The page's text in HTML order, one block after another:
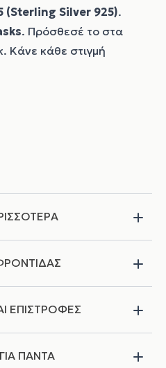
(Sterling Silver 925).
. Πρόσθεσέ το στα
Κάνε κάθε στιγμή
ΕΠΙΣΤΡΟΦΕΣ
ΠΑΝΤΑ